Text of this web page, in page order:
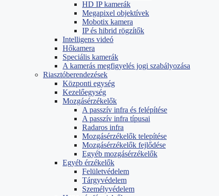
HD IP kamerák
Megapixel objektívek
Mobotix kamera
IP és hibrid rögzítők
Intelligens videó
Hőkamera
Speciális kamerák
A kamerás megfigyelés jogi szabályozása
Riasztóberendezések
Központi egység
Kezelőegység
Mozgásérzékelők
A passzív infra és felépítése
A passzív infra típusai
Radaros infra
Mozgásérzékelők telepítése
Mozgásérzékelők fejlődése
Egyéb mozgásérzékelők
Egyéb érzékelők
Felületvédelem
Tárgyvédelem
Személyvédelem